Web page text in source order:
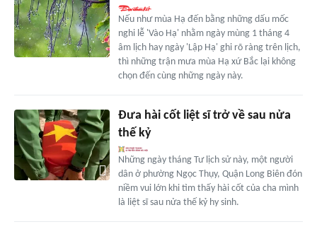
Nếu như mùa Hạ đến bằng những dấu mốc
nghi lễ 'Vào Hạ' nhằm ngày mùng 1 tháng 4
âm lịch hay ngày 'Lập Hạ' ghi rõ ràng trên lịch,
thì những trận mưa mùa Hạ xứ Bắc lại không
chọn đến cùng những ngày này.
Đưa hài cốt liệt sĩ trở về sau nửa
thế kỷ
Những ngày tháng Tư lịch sử này, một người
dân ở phường Ngọc Thụy, Quận Long Biên đón
niềm vui lớn khi tìm thấy hài cốt của cha mình
là liệt sĩ sau nửa thế kỷ hy sinh.